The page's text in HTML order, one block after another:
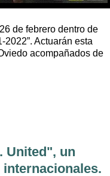
de febrero dentro de
2022”. Actuarán esta
acompañados de
United", un